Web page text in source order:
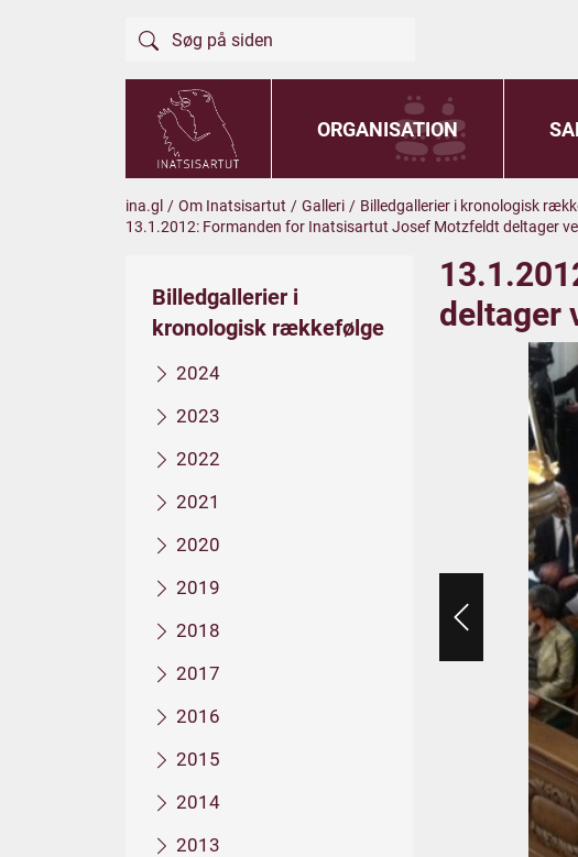
ORGANISATION
ina.gl / Om Inatsisartut / Galleri / Billedgallerier i kronologisk
13.1.2012: Formanden for Inatsisartut Josef Motzfeldt deltager
Billedgallerier i
kronologisk rækkefølge
2024
2023
2022
2021
2020
2019
2018
2017
2016
2015
2014
2013
deltager